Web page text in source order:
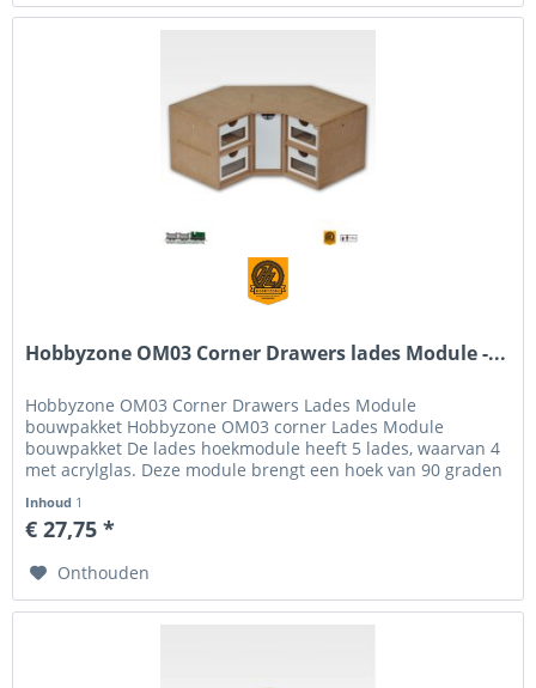
Hobbyzone OM03 Corner Drawers lades Module -...
Hobbyzone OM03 Corner Drawers Lades Module
bouwpakket Hobbyzone OM03 corner Lades Module
bouwpakket De lades hoekmodule heeft 5 lades, waarvan 4
met acrylglas. Deze module brengt een hoek van 90 graden
Inhoud 1
€ 27,75 *
Onthouden